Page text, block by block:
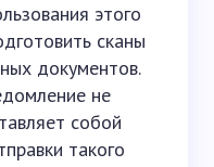
этого
сканы
документов.
не
собой
такого